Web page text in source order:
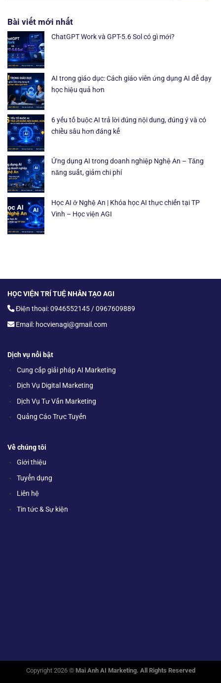
Bài viết mới nhất
ChatGPT Work và GPT-5.6 Sol có gì mới?
AI trong giáo dục: Cách giáo viên ứng dụng AI để dạy
học hiệu quả hơn
6 yếu tố buộc AI trả lời đúng nội dung, đúng ý và có
chiều sâu hơn đáng kể
Ứng dụng AI trong doanh nghiệp Nghệ An – Tăng
năng suất, giảm chi phí
Học AI ở Nghệ An | Khóa học AI thực chiến tại TP
Vinh – Học viện AGI
HỌC VIỆN TRÍ TUỆ NHÂN TẠO AGI
Điện thoại: 0946552145 / 0967609889
Email: hocvienagi@gmail.com
Dịch vụ nổi bật
Cung cấp giải pháp AI Marketing
Dịch Vụ Digital Marketing
Dịch Vụ Tư Vấn Marketing
Quảng Cáo Trực Tuyến
Về chúng tôi
Giới thiệu
Tuyển dụng
Liên hệ
Tin tức & Sự kiện
Copyright 2026 © Mai Anh AI Marketing. All Rights Reserved